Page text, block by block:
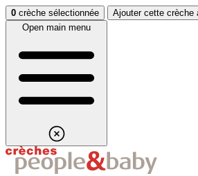
Aller au contenuAller au footer
0 crèche sélectionnée
Ajouter cette crèche
Open main menu